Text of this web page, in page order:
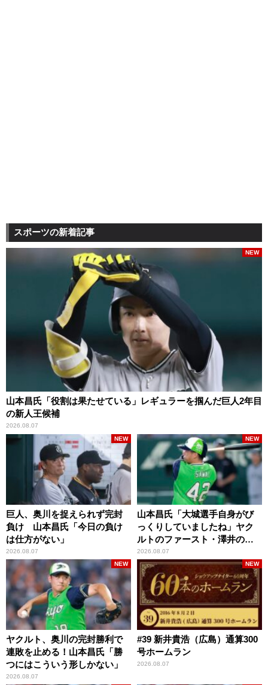
スポーツの新着記事
山本昌氏「役割は果たせている」レギュラーを掴んだ巨人2年目
の新人王候補
2026.08.07
NEW
巨人、奥川を捉えられず完封
負け 山本昌氏「今日の負け
は仕方がない」
2026.08.07
NEW
山本昌氏「大城選手自身がび
っくりしていましたね」ヤク
ルトのファースト・澤井の判
断を評価
2026.08.07
NEW
ヤクルト、奥川の完封勝利で
連敗を止める！山本昌氏「勝
つにはこういう形しかない」
2026.08.07
NEW
#39 新井貴浩（広島）通算300
号ホームラン
2026.08.07
NEW